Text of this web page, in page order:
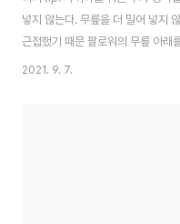
넣지 않는다. 무릎을 더 밀어 넣지
근접했기 때문 팔로워의 무릎 아래
허벅지를 터치한다 중요한 것은 팔
2021. 9. 7.